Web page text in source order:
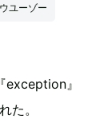
ユーゾー
』
た。